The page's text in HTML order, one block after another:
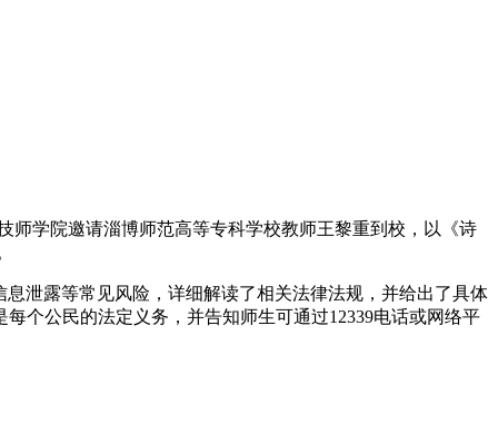
学院邀请淄博师范高等专科学校教师王黎重到校，以《诗
露等常见风险，详细解读了相关法律法规，并给出了具体
个公民的法定义务，并告知师生可通过12339电话或网络平